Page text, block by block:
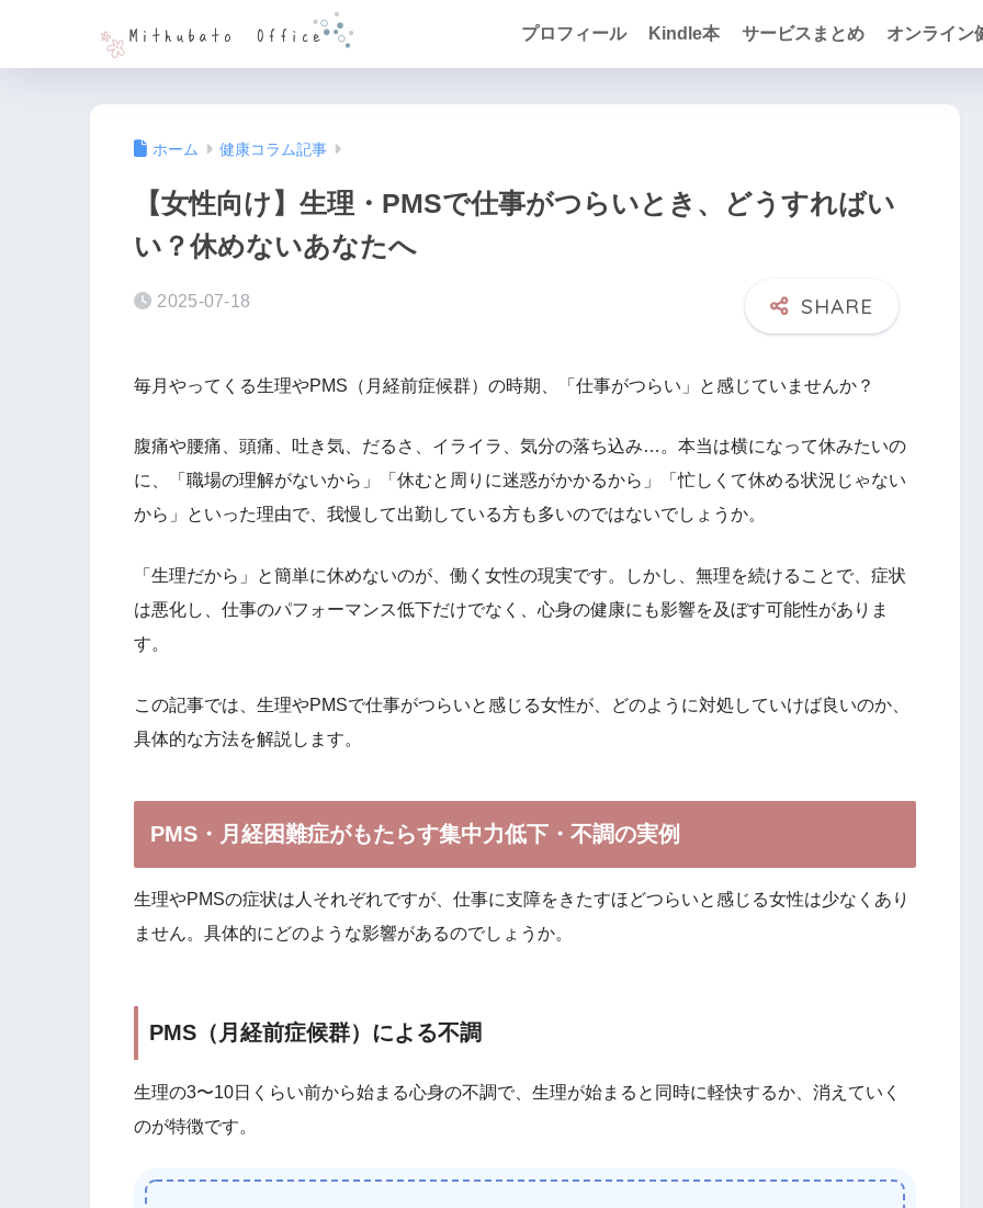
プロフィール Kindle本 サービスまとめ オンライン
ホーム 健康コラム記事
【女性向け】生理・PMSで仕事がつらいとき、どうすればい
い？休めないあなたへ
2025-07-18
毎月やってくる生理やPMS（月経前症候群）の時期、「仕事がつらい」と感じていませんか？
腹痛や腰痛、頭痛、吐き気、だるさ、イライラ、気分の落ち込み…。本当は横になって休みたいの
に、「職場の理解がないから」「休むと周りに迷惑がかかるから」「忙しくて休める状況じゃない
から」といった理由で、我慢して出勤している方も多いのではないでしょうか。
「生理だから」と簡単に休めないのが、働く女性の現実です。しかし、無理を続けることで、症状
は悪化し、仕事のパフォーマンス低下だけでなく、心身の健康にも影響を及ぼす可能性がありま
す。
この記事では、生理やPMSで仕事がつらいと感じる女性が、どのように対処していけば良いのか、
具体的な方法を解説します。
PMS・月経困難症がもたらす集中力低下・不調の実例
生理やPMSの症状は人それぞれですが、仕事に支障をきたすほどつらいと感じる女性は少なくあり
ません。具体的にどのような影響があるのでしょうか。
PMS（月経前症候群）による不調
生理の3〜10日くらい前から始まる心身の不調で、生理が始まると同時に軽快するか、消えていく
のが特徴です。